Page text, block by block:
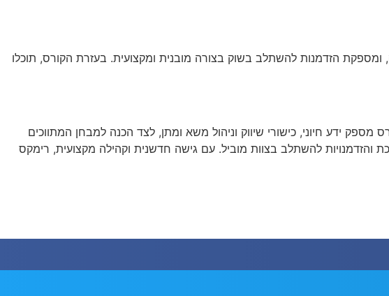
הזדמנות להשתלב בשוק בצורה מובנית ומקצועית. בעזרת הקורס, תוכלו
ידע חיוני, כישורי שיווק וניהול משא ומתן, לצד הכנה למבחן המתווכים
והזדמנויות להשתלב בצוות מוביל. עם גישה חדשנית וקהילה מקצועית, רימקס